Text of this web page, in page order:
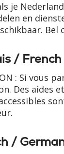
je
en
Bel
/ French
: Si vous
Des aides
/